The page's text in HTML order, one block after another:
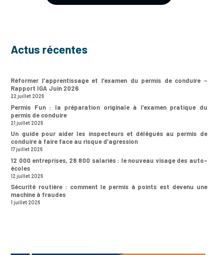
Actus récentes
Réformer l’apprentissage et l’examen du permis de conduire –
Rapport IGA Juin 2026
22 juillet 2026
Permis Fun : la préparation originale à l’examen pratique du
permis de conduire
21 juillet 2026
Un guide pour aider les inspecteurs et délégués au permis de
conduire à faire face au risque d’agression
17 juillet 2026
12 000 entreprises, 28 800 salariés : le nouveau visage des auto-
écoles
12 juillet 2026
Sécurité routière : comment le permis à points est devenu une
machine à fraudes
1 juillet 2026